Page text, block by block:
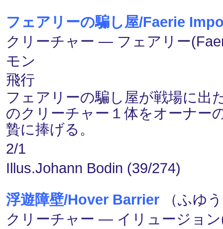
フェアリーの騙し屋/Faerie
クリーチャー ― フェアリー
モン
飛行
フェアリーの騙し屋が戦場に出
のクリーチャー１体をオーナー
贄に捧げる。
2/1
Illus.Johann Bodin (39/274)
浮遊障壁/Hover Barrier （ふゆ
クリーチャー ― イリュージョ